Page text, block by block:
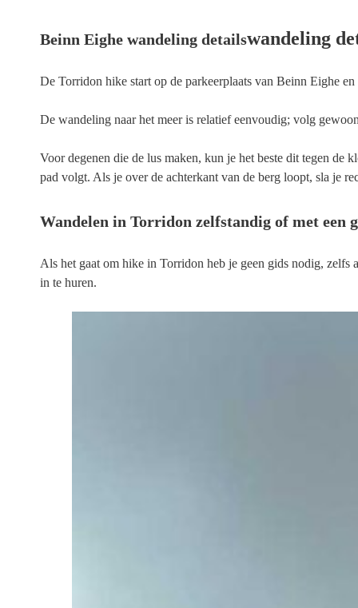
Beinn Eighe wandeling detailswandeling
De Torridon hike start op de parkeerplaats van Beinn Eighe
De wandeling naar het meer is relatief eenvoudig; volg
Voor degenen die de lus maken, kun je het beste dit tegen de
pad volgt. Als je over de achterkant van de berg loopt, sla je
Wandelen in Torridon zelfstandig of met een
Als het gaat om hike in Torridon heb je geen gids nodig, zelfs
in te huren.